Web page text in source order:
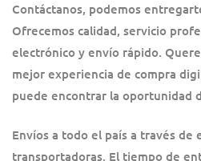
Contáctanos, podemos
Ofrecemos calidad, servicio
electrónico y envío rápido.
mejor experiencia de compra
puede encontrar la oportunidad
Envíos a todo el país a través de
transportadoras. El tiempo de